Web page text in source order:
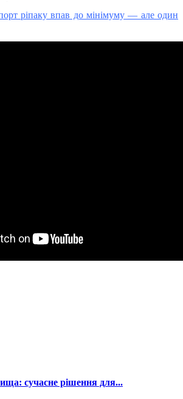
ріпаку впав до мінімуму — але один
сучасне рішення для...